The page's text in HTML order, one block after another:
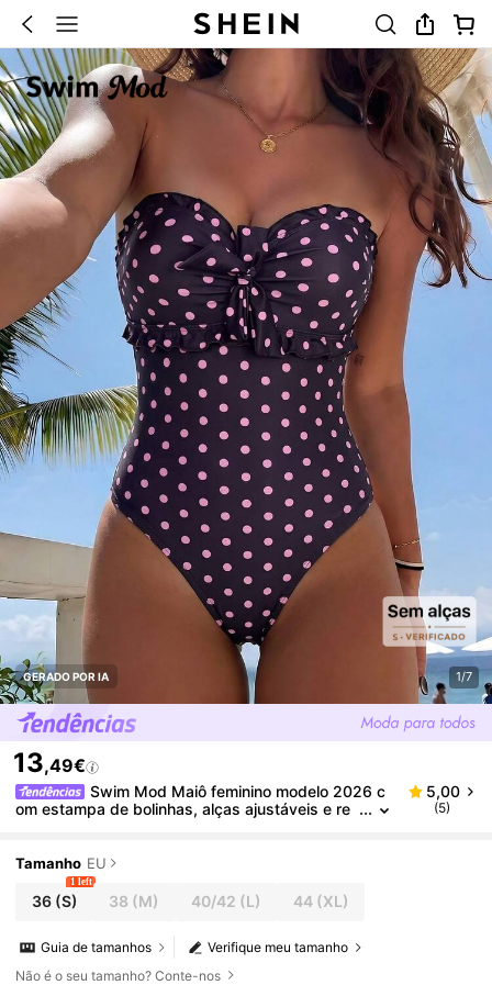
GERADO POR IA 1/7
13,49€
Swim Mod Maiô feminino modelo 2026 c
om estampa de bolinhas, alças ajustáveis e re
es.
5,00
(5)
Tamanho EU
36(S)
1 left
38 (M) 40/42 (L) 44(XL)
Verifique meu tamanho
Guia de tamanhos
Não é o seu tamanho? Conte-nos